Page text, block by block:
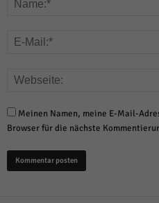
Meinen Namen, meine E-Mail-
Browser für die nächste